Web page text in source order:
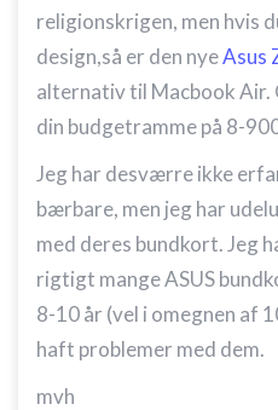
religionskrigen, men hvis
design,så er den nyeAsus
alternativ til Macbook Air.
din budgetramme på 8-
Jeg har desværre ikke
bærbare, men jeg har
med deres bundkort. Jeg
rigtigt mange ASUS
8-10 år (vel i omegnen af
haft problemer med dem.
mvh